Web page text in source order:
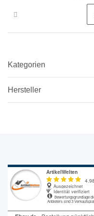
Kategorien
Hersteller